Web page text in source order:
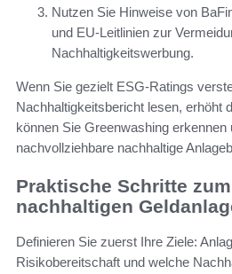
Nutzen Sie Hinweise von
und EU‑Leitlinien zur
Nachhaltigkeitswerbung.
Wenn Sie gezielt ESG-Ratings
Nachhaltigkeitsbericht lesen, erhöht
können Sie Greenwashing erkennen
nachvollziehbare nachhaltige
Praktische Schritte
nachhaltigen
Definieren Sie zuerst Ihre Ziele:
Risikobereitschaft und welche